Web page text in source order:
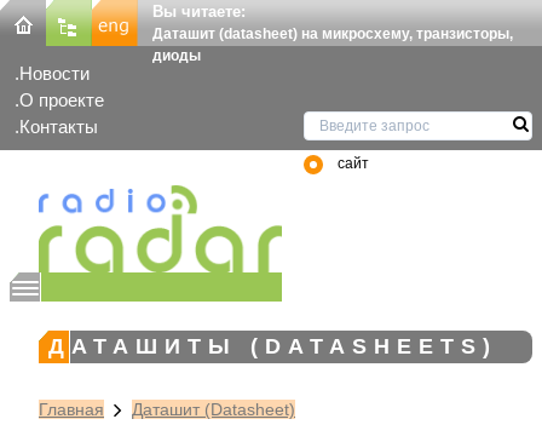
Вы читаете:
Даташит (datasheet) на микросхему, транзисторы,
диоды
Новости
О проекте
Контакты
сайт
ДАТАШИТЫ (DATASHEETS)
Главная Даташит (Datasheet)